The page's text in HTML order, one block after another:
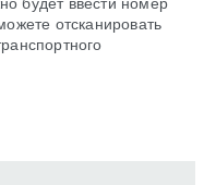
отсканировать